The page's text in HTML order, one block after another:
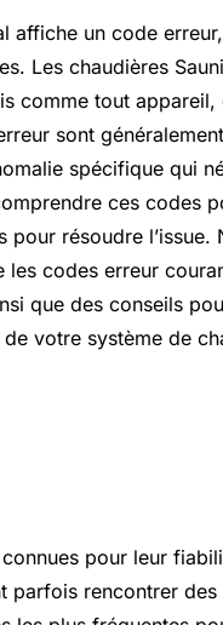
affiche un code
Les chaudières
comme tout
sont
spécifique qui
ces codes
résoudre l’issue.
codes erreur
que des conseils
votre système de
pour leur
parfois rencontrer